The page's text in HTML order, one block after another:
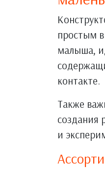
простым
малыша,
контакте.
Также
создания
и